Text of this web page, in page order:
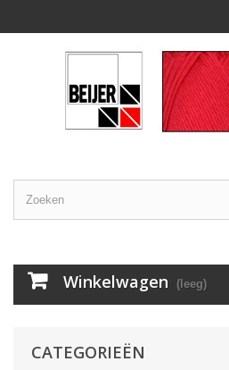
Winkelwagen (leeg)
CATEGORIEËN